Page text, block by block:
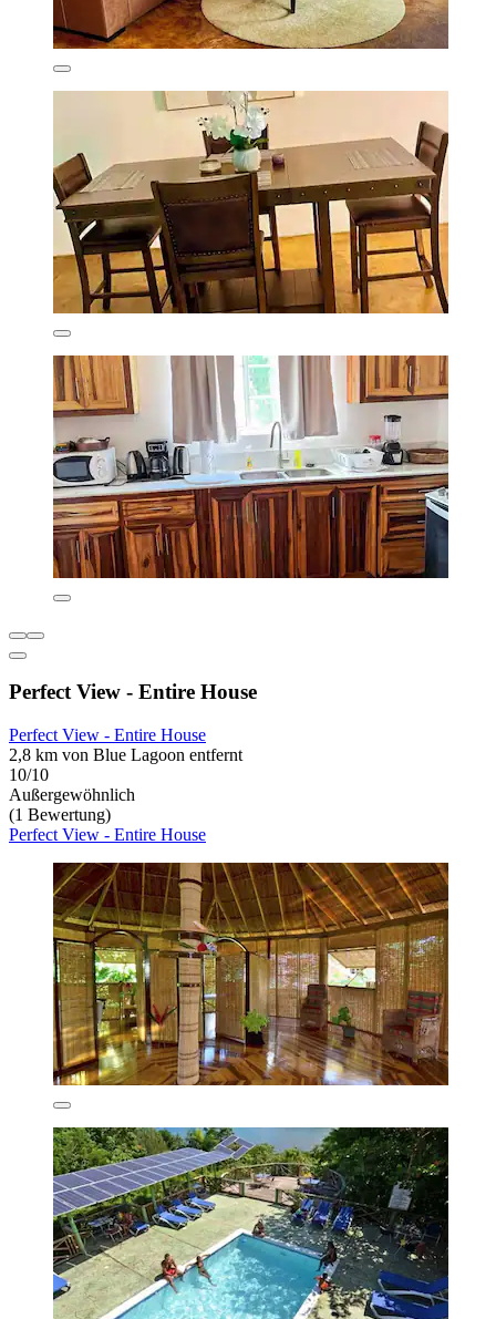
Perfect View - Entire House
Perfect View - Entire House
2,8 km von Blue Lagoon entfernt
10/10
Außergewöhnlich
(1 Bewertung)
Perfect View - Entire House